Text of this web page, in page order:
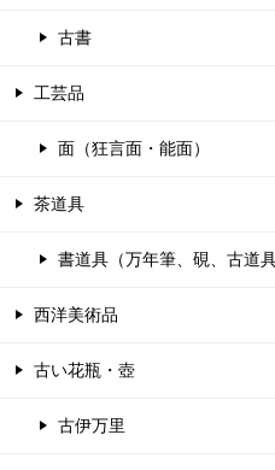
古書
工芸品
面（狂言面・能面）
茶道具
書道具（万年筆、硯、古道具
西洋美術品
古い花瓶・壺
古伊万里